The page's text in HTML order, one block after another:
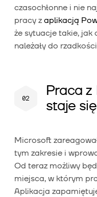
czasochłonne i nie
pracy z aplikacją
że sytuacje takie, jak
należały do
Praca z
staje
Microsoft
tym zakresie i
Od teraz możliwy
miejsca, w którym
Aplikacja